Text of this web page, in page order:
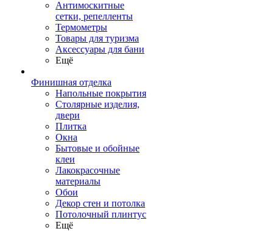
Антимоскитные
сетки, репелленты
Термометры
Товары для туризма
Аксессуары для бани
Ещё
Финишная отделка
Напольные покрытия
Столярные изделия,
двери
Плитка
Окна
Бытовые и обойные
клеи
Лакокрасочные
материалы
Обои
Декор стен и потолка
Потолочный плинтус
Ещё